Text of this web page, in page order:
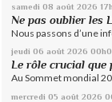
samedi 08 août 2026
Ne pas oublier les
Nous passons d’une
jeudi 06 août 2026
Le rôle crucial que
Au Sommet mondial
mercredi 05 août 2026